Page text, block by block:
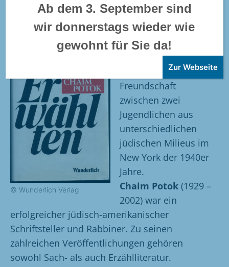
© Wunderlich Verlag
»Die
Erwählten«
von der engen aber
komplizierten
Freundschaft
zwischen zwei
Jugendlichen aus
unterschiedlichen
jüdischen Milieus im
New York der 1940er
Jahre.
Chaim Potok (1929 –
2002) war ein
erfolgreicher jüdisch-amerikanischer
Schriftsteller und Rabbiner. Zu seinen
zahlreichen Veröffentlichungen gehören
sowohl Sach- als auch Erzählliteratur.
Ab dem 3. September sind
wir donnerstags wieder wie
gewohnt für Sie da!
Zur Webseite